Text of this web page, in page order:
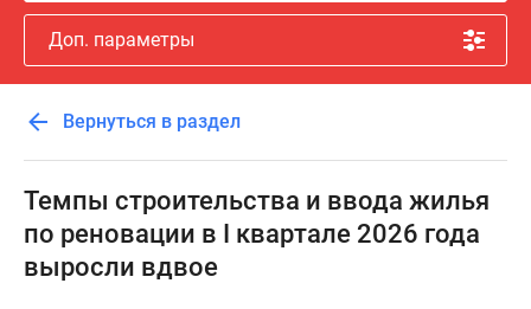
Новостройки
Подмосковья
Новостройки
Москвы
Готовые
новостройки
Новостройки
карте
Доп. параметры
Вернуться в раздел
Темпы строительства и ввода жилья
по реновации в I квартале 2026 года
выросли вдвое